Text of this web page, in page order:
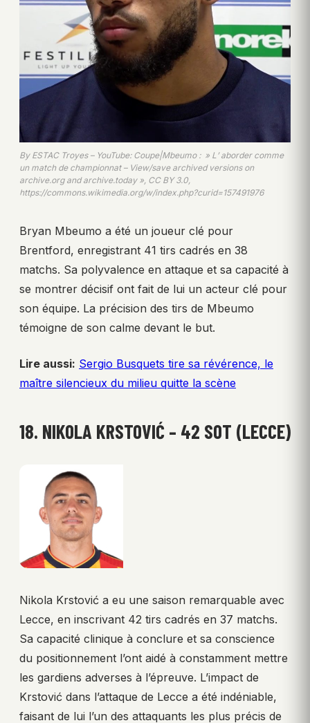
By ESTAC Troyes – YouTube: Coupe|Mbeumo : » L’ aborder comme
un match de championnat – View/save archived versions on
archive.org and archive.today », CC BY 3.0,
https://commons.wikimedia.org/w/index.php?curid=157491976
Bryan Mbeumo a été un joueur clé pour
Brentford, enregistrant 41 tirs cadrés en 38
matchs. Sa polyvalence en attaque et sa capacité à
se montrer décisif ont fait de lui un acteur clé pour
son équipe. La précision des tirs de Mbeumo
témoigne de son calme devant le but.
Lire aussi: Sergio Busquets tire sa révérence, le
maître silencieux du milieu quitte la scène
18. NIKOLA KRSTOVIĆ – 42 SOT (LECCE)
Nikola Krstović a eu une saison remarquable avec
Lecce, en inscrivant 42 tirs cadrés en 37 matchs.
Sa capacité clinique à conclure et sa conscience
du positionnement l’ont aidé à constamment mettre
les gardiens adverses à l’épreuve. L’impact de
Krstović dans l’attaque de Lecce a été indéniable,
faisant de lui l’un des attaquants les plus précis de